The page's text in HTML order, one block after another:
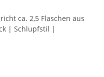
ca. 2,5 Flaschen aus
| Schlupfstil |